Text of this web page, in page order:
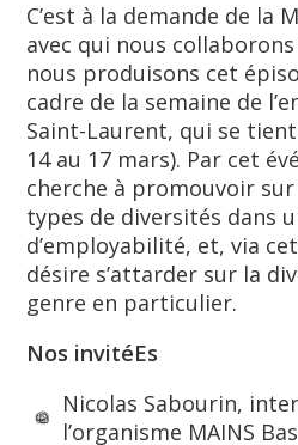
C’est à la demande de la
avec qui nous
nous produisons cet
cadre de la semaine de
Saint-Laurent, qui se
14 au 17 mars). Par cet
cherche à promouvoir
types de diversités dans
d’employabilité, et, via
désire s’attarder sur la
genre en particulier.
Nos invitéEs
Nicolas Sabourin,
l’organisme MAINS